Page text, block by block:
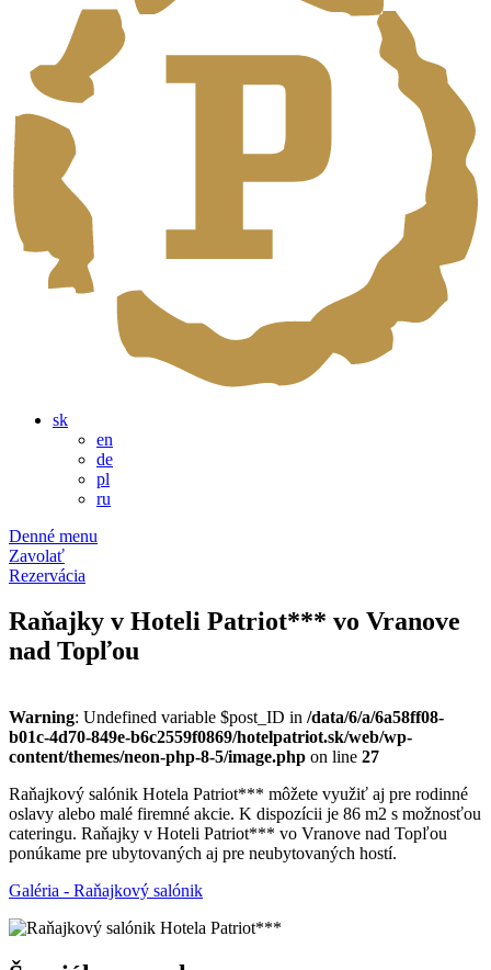
sk
en
de
pl
ru
Denné menu
Zavolať
Rezervácia
Raňajky v Hoteli Patriot*** vo Vranove
nad Topľou
Warning: Undefined variable $post_ID in /data/6/a/6a58ff08-
b01c-4d70-849e-b6c2559f0869/hotelpatriot.sk/web/wp-
content/themes/neon-php-8-5/image.php on line 27
Raňajkový salónik Hotela Patriot*** môžete využiť aj pre rodinné
oslavy alebo malé firemné akcie. K dispozícii je 86 m2 s možnosťou
cateringu. Raňajky v Hoteli Patriot*** vo Vranove nad Topľou
ponúkame pre ubytovaných aj pre neubytovaných hostí.
Galéria - Raňajkový salónik